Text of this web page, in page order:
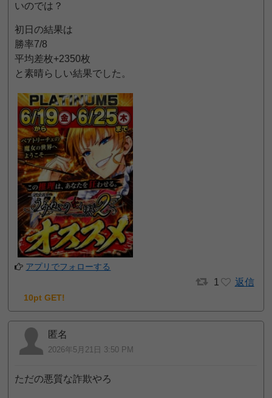
いのでは？
初日の結果は
勝率7/8
平均差枚+2350枚
と素晴らしい結果でした。
アプリでフォローする
1 返信
10pt GET!
匿名
2026年5月21日 3:50 PM
ただの悪質な詐欺やろ